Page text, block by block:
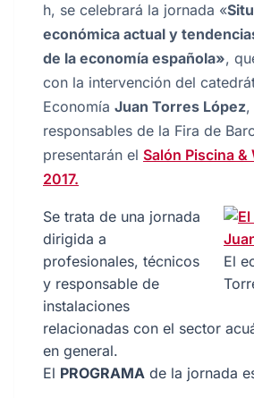
h, se celebrará la jornada «
económica actual y
de la economía española»,
con la intervención del
Economía Juan Torres López,
responsables de la Fira de
presentarán el Salón Piscina &
2017.
El
Se trata de una jornada
dirigida a
profesionales, técnicos
y responsable de
instalaciones
relacionadas con el sector
en general.
El PROGRAMA de la jornada